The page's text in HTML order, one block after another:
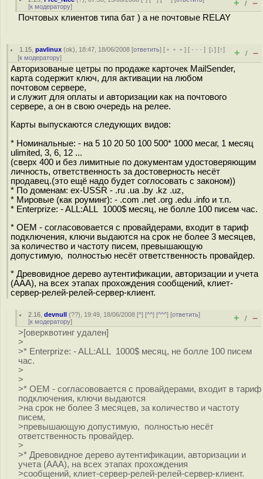
[к модератору] + / –
Почтовых клиентов типа бат ) а не почтовые RELAY
1.15 ,pavlinux (ok), 18:47, 18/06/2008 [ответить] [ ﹢﹢﹢] [ · · ·][↓] [↑]
[к модератору] + / –
Авторизованые цетры по продаже карточек MailSender,
карта содержит ключ, для активации на любом
почтовом сервере,
и служит для оплаты и авторизации как на почтового
сервере, а он в свою очередь на релее.
Карты выпускаются следующих видов:
* Номинальные: - на 5 10 20 50 100 500* 1000 месаг, 1 месяц
ulimited, 3, 6, 12 ...
(сверх 400 и без лимитные по документам удостоверяющим
личность, ответственность за достоверность несёт
продавец.(это ещё надо будет соглосовать с законом))
* По доменам: ex-USSR - .ru .ua .by .kz .uz,
* Мировые (как роуминг): - .com .net .org .edu .info и т.п.
* Enterprize: - ALL:ALL 1000$ месяц, не болле 100 писем час.
* OEM - cогласововается с провайдерами, входит в тариф
подключения, ключи выдаются на срок не более 3 месяцев,
за количество и частоту писем, превышающую
допустимую, полностью несёт ответственность провайдер.
* Древовидное дерево аутентификации, авторизации и учета
(ААА), на всех этапах прохождения сообщений, клиет-
сервер-релей-релей-сервер-клиент.
2.16 ,devnull (??), 19:49, 18/06/2008 [^] [^^] [^^^] [ответить]
[к модератору] + / –
>[оверквотинг удален]
>
>* Enterprize: - ALL:ALL 1000$ месяц, не болле 100 писем
час.
>
>
>* OEM - cогласововается с провайдерами, входит в тариф
подключения, ключи выдаются
>на срок не более 3 месяцев, за количество и частоту
писем,
>превышающую допустимую, полностью несёт
ответственность провайдер.
>
>* Древовидное дерево аутентификации, авторизации и
учета (ААА), на всех этапах прохождения
>сообщений, клиет-сервер-релей-релей-сервер-клиент.